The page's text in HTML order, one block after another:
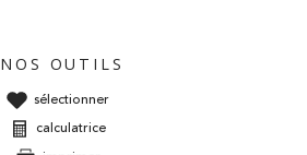
NOS OUTILS
sélectionner
calculatrice